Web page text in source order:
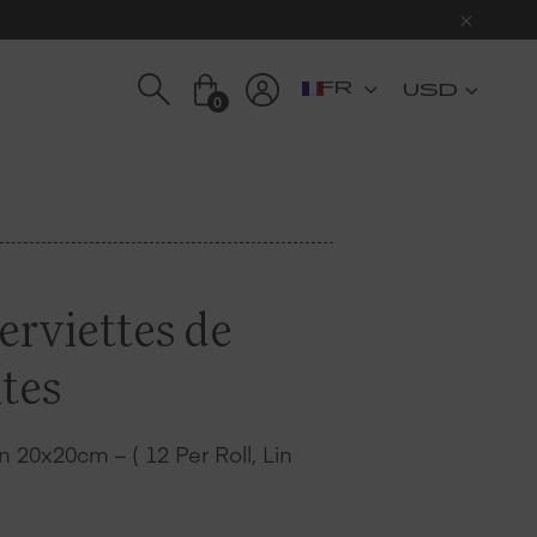
0
USD
de
20x20cm – ( 12 Per Roll, Lin